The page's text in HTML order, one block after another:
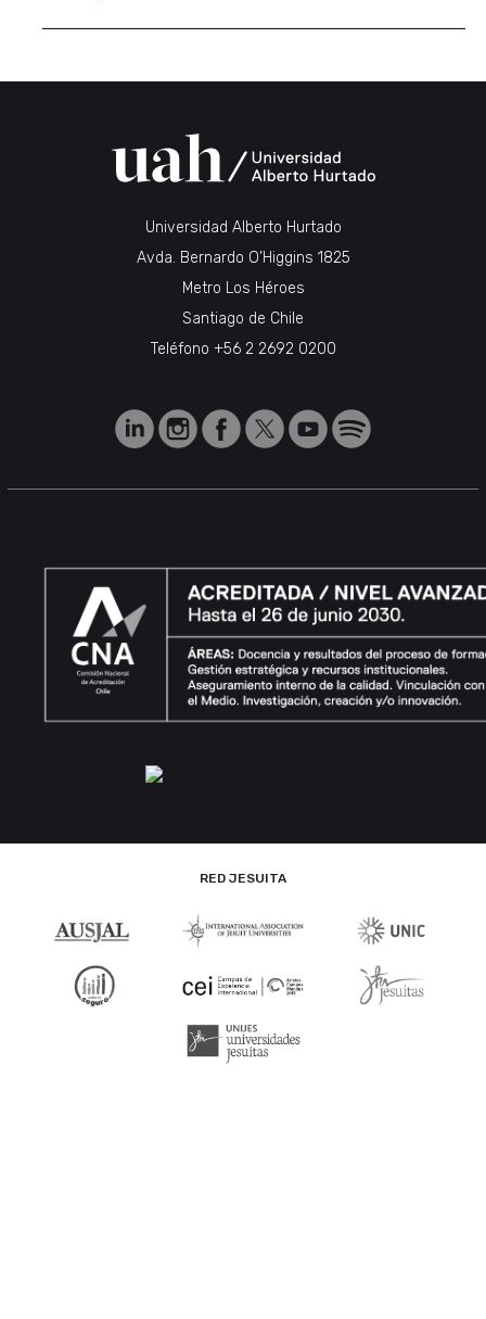
Universidad Alberto Hurtado
Avda. Bernardo O’Higgins 1825
Metro Los Héroes
Santiago de Chile
Teléfono +56 2 2692 0200
RED JESUITA